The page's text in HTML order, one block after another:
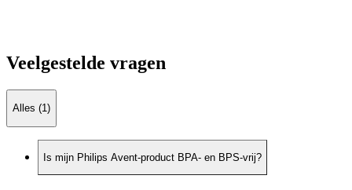
Veelgestelde vragen
Alles (1)
Is mijn Philips Avent-product BPA- en BPS-vrij?